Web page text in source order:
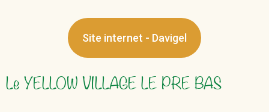
Site internet - Davigel
Le YELLOW VILLAGE LE PRE BAS